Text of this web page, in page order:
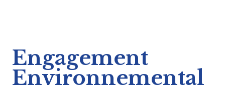
Engagement
Environnemental